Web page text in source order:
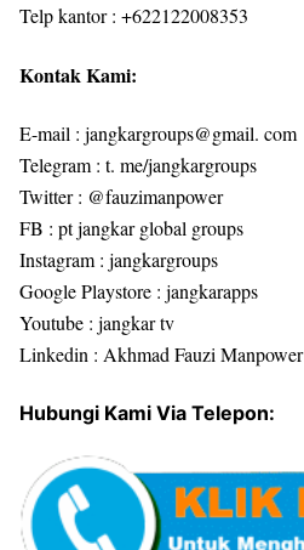
Telp kantor : +622122008353
Kontak Kami:
E-mail : jangkargroups@gmail. com
Telegram : t. me/jangkargroups
Twitter : @fauzimanpower
FB : pt jangkar global groups
Instagram : jangkargroups
Google Playstore : jangkarapps
Youtube : jangkar tv
Linkedin : Akhmad Fauzi Manpower
Hubungi Kami Via Telepon: